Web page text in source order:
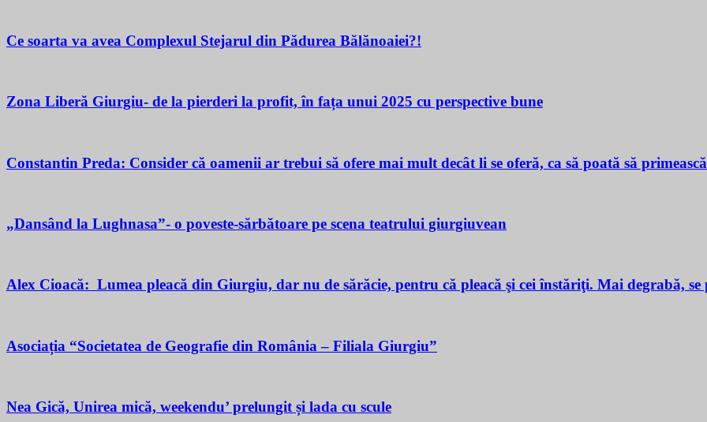
Ce soarta va avea Complexul Stejarul din Pădurea Bălănoaiei?!
Zona Liberă Giurgiu- de la pierderi la profit, în fața unui 2025 cu perspective bune
Constantin Preda: Consider că oamenii ar trebui să ofere mai mult decât li se oferă, ca să poată să
„Dansând la Lughnasa”- o poveste-sărbătoare pe scena teatrului giurgiuvean
Alex Cioacă: Lumea pleacă din Giurgiu, dar nu de sărăcie, pentru că pleacă şi cei înstăriţi. Mai degrabă,
Asociația “Societatea de Geografie din România – Filiala Giurgiu”
Nea Gică, Unirea mică, weekendu’ prelungit și lada cu scule